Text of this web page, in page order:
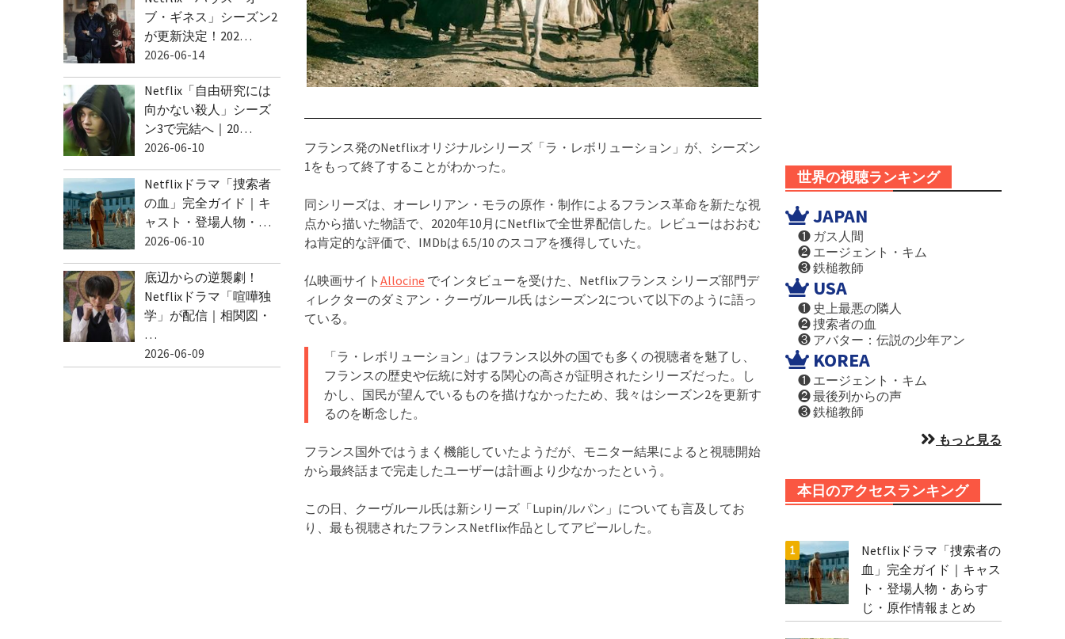
フランス発のNetflixオリジナルシリーズ「ラ・レボリューション」が、シーズン
1をもって終了することがわかった。
同シリーズは、オーレリアン・モラの原作・制作によるフランス革命を新たな視
点から描いた物語で、2020年10月にNetflixで全世界配信した。レビューはおおむ
ね肯定的な評価で、IMDbは 6.5/10 のスコアを獲得していた。
仏映画サイト Allocine でインタビューを受けた、Netflixフランス シリーズ部門デ
ィレクターのダミアン・クーヴルール氏 はシーズン2について以下のように語っ
ている。
「ラ・レボリューション」はフランス以外の国でも多くの視聴者を魅了し、
フランスの歴史や伝統に対する関心の高さが証明されたシリーズだった。し
かし、国民が望んでいるものを描けなかったため、我々はシーズン2を更新す
るのを断念した。
フランス国外ではうまく機能していたようだが、モニター結果によると視聴開始
から最終話まで完走したユーザーは計画より少なかったという。
この日、クーヴルール氏は新シリーズ「Lupin/ルパン」についても言及してお
り、最も視聴されたフランスNetflix作品としてアピールした。
世界の視聴ランキング
JAPAN
❶ ガス人間
❷ エージェント・キム
❸ 鉄槌教師
USA
❶ 史上最悪の隣人
❷ 捜索者の血
❸ アバター：伝説の少年アン
KOREA
❶ エージェント・キム
❷ 最後列からの声
❸ 鉄槌教師
もっと見る
本日のアクセスランキング
Netflixドラマ「捜索者の
血」完全ガイド｜キャス
ト・登場人物・あらす
じ・原作情報まとめ
ブ・ギネス」シーズン2
が更新決定！202…
2026-06-14
Netflix「自由研究には
向かない殺人」シーズ
ン3で完結へ｜20…
2026-06-10
Netflixドラマ「捜索者
の血」完全ガイド｜キ
ャスト・登場人物・…
2026-06-10
底辺からの逆襲劇！
Netflixドラマ「喧嘩独
学」が配信｜相関図・
…
2026-06-09